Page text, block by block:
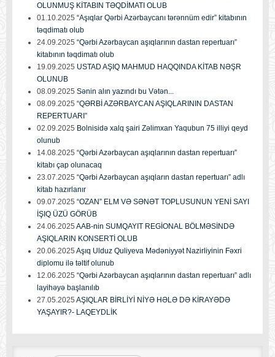
OLUNMUŞ KİTABIN TƏQDİMATI OLUB
01.10.2025 “Aşıqlar Qərbi Azərbaycanı tərənnüm edir” kitabının
təqdimatı olub
24.09.2025 “Qərbi Azərbaycan aşıqlarının dastan repertuarı”
kitabının təqdimatı olub
19.09.2025 USTAD AŞIQ MAHMUD HAQQINDA KİTAB NƏŞR
OLUNUB
08.09.2025 Sənin alın yazındı bu Vətən...
08.09.2025 “QƏRBİ AZƏRBAYCAN AŞIQLARININ DASTAN
REPERTUARI”
02.09.2025 Bolnisidə xalq şairi Zəlimxan Yaqubun 75 illiyi qeyd
olunub
14.08.2025 “Qərbi Azərbaycan aşıqlarının dastan repertuarı”
kitabı çap olunacaq
23.07.2025 “Qərbi Azərbaycan aşıqların dastan repertuarı” adlı
kitab hazırlanır
09.07.2025 “OZAN” ELM VƏ SƏNƏT TOPLUSUNUN YENİ SAYI
İŞIQ ÜZÜ GÖRÜB
24.06.2025 AAB-nin SUMQAYIT REGİONAL BÖLMƏSİNDƏ
AŞIQLARIN KONSERTİ OLUB
20.06.2025 Aşıq Ulduz Quliyeva Mədəniyyət Nazirliyinin Fəxri
diplomu ilə təltif olunub
12.06.2025 “Qərbi Azərbaycan aşıqlarının dastan repertuarı” adlı
layihəyə başlanılıb
27.05.2025 AŞIQLAR BİRLİYİ NİYƏ HƏLƏ DƏ KİRAYƏDƏ
YAŞAYIR?- LAQEYDLİK